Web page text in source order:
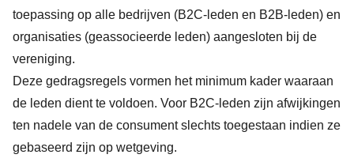
toepassing op alle bedrijven (B2C-leden en B2B-leden) en
organisaties (geassocieerde leden) aangesloten bij de
vereniging.
Deze gedragsregels vormen het minimum kader waaraan
de leden dient te voldoen. Voor B2C-leden zijn afwijkingen
ten nadele van de consument slechts toegestaan indien ze
gebaseerd zijn op wetgeving.